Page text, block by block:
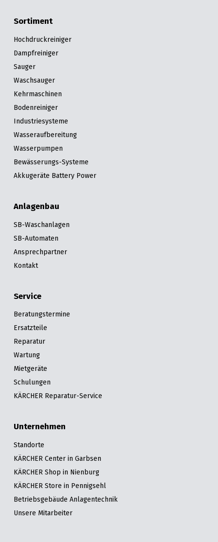
Sortiment
Hochdruckreiniger
Dampfreiniger
Sauger
Waschsauger
Kehrmaschinen
Bodenreiniger
Industriesysteme
Wasseraufbereitung
Wasserpumpen
Bewässerungs-Systeme
Akkugeräte Battery Power
Anlagenbau
SB-Waschanlagen
SB-Automaten
Ansprechpartner
Kontakt
Service
Beratungstermine
Ersatzteile
Reparatur
Wartung
Mietgeräte
Schulungen
KÄRCHER Reparatur-Service
Unternehmen
Standorte
KÄRCHER Center in Garbsen
KÄRCHER Shop in Nienburg
KÄRCHER Store in Pennigsehl
Betriebsgebäude Anlagentechnik
Unsere Mitarbeiter